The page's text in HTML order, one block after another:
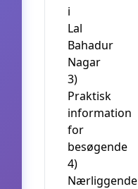
i
Lal
Bahadur
Nagar
3)
Praktisk
information
for
besøgende
4)
Nærliggende